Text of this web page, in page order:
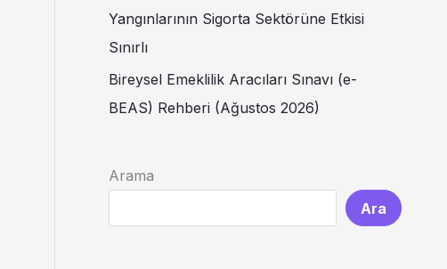
Yangınlarının Sigorta Sektörüne Etkisi
Sınırlı
Bireysel Emeklilik Aracıları Sınavı (e-
BEAS) Rehberi (Ağustos 2026)
Arama
Ara